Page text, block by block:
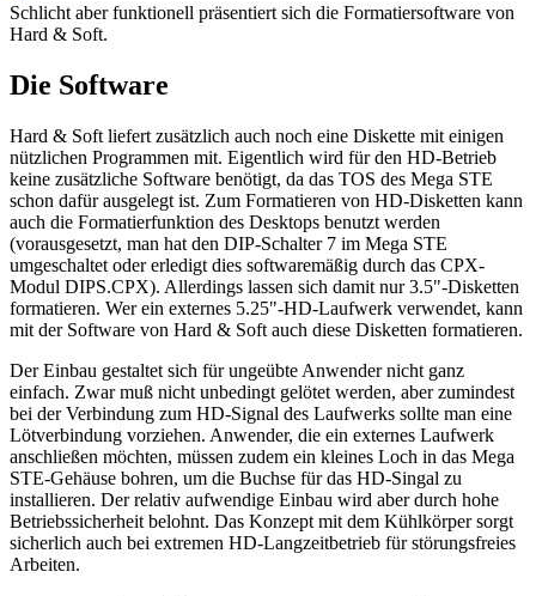
Schlicht aber funktionell präsentiert sich die Formatiersoftware von
Hard & Soft.
Die Software
Hard & Soft liefert zusätzlich auch noch eine Diskette mit einigen
nützlichen Programmen mit. Eigentlich wird für den HD-Betrieb
keine zusätzliche Software benötigt, da das TOS des Mega STE
schon dafür ausgelegt ist. Zum Formatieren von HD-Disketten kann
auch die Formatierfunktion des Desktops benutzt werden
(vorausgesetzt, man hat den DIP-Schalter 7 im Mega STE
umgeschaltet oder erledigt dies softwaremäßig durch das CPX-
Modul DIPS.CPX). Allerdings lassen sich damit nur 3.5"-Disketten
formatieren. Wer ein externes 5.25"-HD-Laufwerk verwendet, kann
mit der Software von Hard & Soft auch diese Disketten formatieren.
Der Einbau gestaltet sich für ungeübte Anwender nicht ganz
einfach. Zwar muß nicht unbedingt gelötet werden, aber zumindest
bei der Verbindung zum HD-Signal des Laufwerks sollte man eine
Lötverbindung vorziehen. Anwender, die ein externes Laufwerk
anschließen möchten, müssen zudem ein kleines Loch in das Mega
STE-Gehäuse bohren, um die Buchse für das HD-Singal zu
installieren. Der relativ aufwendige Einbau wird aber durch hohe
Betriebssicherheit belohnt. Das Konzept mit dem Kühlkörper sorgt
sicherlich auch bei extremen HD-Langzeitbetrieb für störungsfreies
Arbeiten.